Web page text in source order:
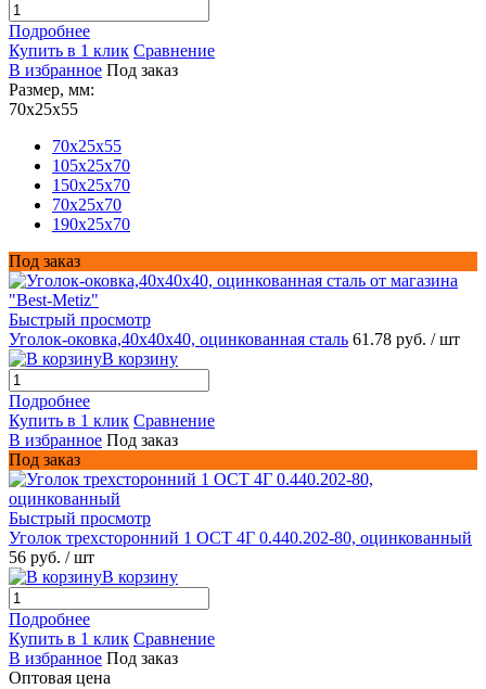
Подробнее
Купить в 1 клик Сравнение
В избранное Под заказ
Размер, мм:
70x25x55
70x25x55
105x25x70
150x25x70
70x25x70
190x25x70
Под заказ
Быстрый просмотр
Уголок-оковка,40х40х40, оцинкованная сталь 61.78 руб. / шт
В корзину
Подробнее
Купить в 1 клик Сравнение
В избранное Под заказ
Под заказ
Быстрый просмотр
Уголок трехсторонний 1 ОСТ 4Г 0.440.202-80, оцинкованный
56 руб. / шт
В корзину
Подробнее
Купить в 1 клик Сравнение
В избранное Под заказ
Оптовая цена